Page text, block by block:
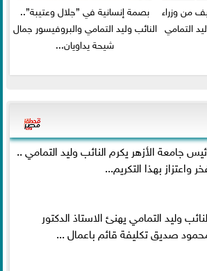
من وزراء
التمامي
بصمة إنسانية في ”جلال وعتيبة”..
النائب وليد التمامي والبروفيسور جمال
شيحة يداويان...
جامعة الأزهر يكرم النائب وليد التمامي ..
واعتزاز بهذا التكريم...
وليد التمامي يهنئ الاستاذ الدكتور
صديق تكليفة قائم باعمال ...